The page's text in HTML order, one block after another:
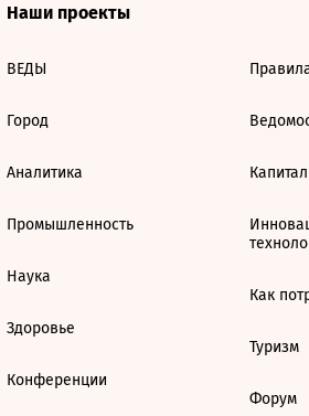
Наши проекты
ВЕДЫ
Город
Аналитика
Промышленность
Наука
Здоровье
Конференции
Капитал
Как
Туризм
Форум